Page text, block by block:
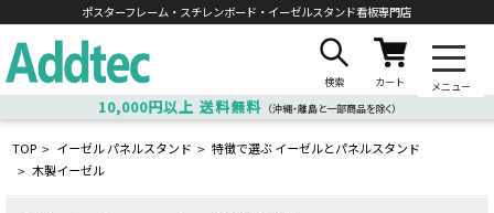
ポスターフレーム・スチレンボード・ イーゼルスタンド看板専門店
検索 カート メニュー
10,000円以上 送料無料 （沖縄・離島と一部商品を除く）
TOP > イーゼル パネルスタンド > 特徴で選ぶ イーゼルとパネルスタンド
> 木製イーゼル